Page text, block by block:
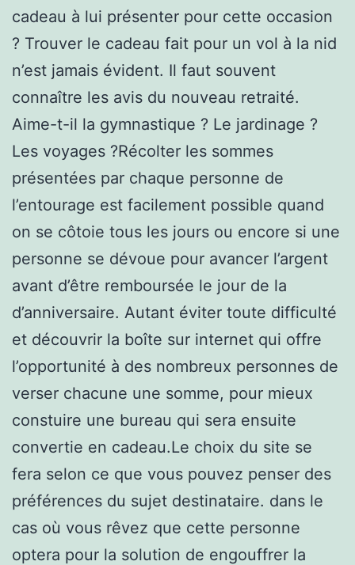
cadeau à lui présenter pour cette occasion
? Trouver le cadeau fait pour un vol à la nid
n’est jamais évident. Il faut souvent
connaître les avis du nouveau retraité.
Aime-t-il la gymnastique ? Le jardinage ?
Les voyages ?Récolter les sommes
présentées par chaque personne de
l’entourage est facilement possible quand
on se côtoie tous les jours ou encore si une
personne se dévoue pour avancer l’argent
avant d’être remboursée le jour de la
d’anniversaire. Autant éviter toute difficulté
et découvrir la boîte sur internet qui offre
l’opportunité à des nombreux personnes de
verser chacune une somme, pour mieux
constuire une bureau qui sera ensuite
convertie en cadeau.Le choix du site se
fera selon ce que vous pouvez penser des
préférences du sujet destinataire. dans le
cas où vous rêvez que cette personne
optera pour la solution de engouffrer la